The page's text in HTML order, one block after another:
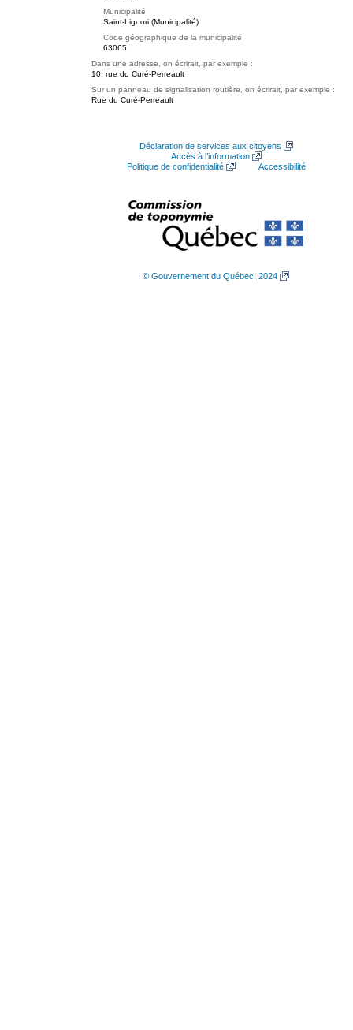
Municipalité
Saint-Liguori (Municipalité)
Code géographique de la municipalité
63065
Dans une adresse, on écrirait, par exemple :
10, rue du Curé-Perreault
Sur un panneau de signalisation routière, on écrirait, par exemple :
Rue du Curé-Perreault
Déclaration de services aux citoyens
Accès à l’information
Politique de confidentialité
Accessibilité
© Gouvernement du Québec, 2024